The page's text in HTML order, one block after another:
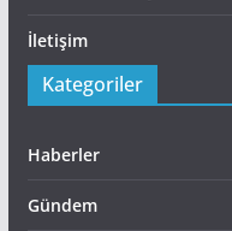
İletişim
Kategoriler
Haberler
Gündem